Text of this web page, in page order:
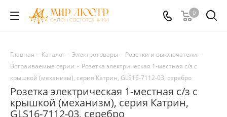
0
Главная - Каталог - Электротовары - Розетки и выключатели -
Встраиваемые серии - Розетка электрическая 1-местная с/з с
крышкой (механизм), серия Катрин, GLS16-7112-03, серебро
Розетка электрическая 1-местная с/з с
крышкой (механизм), серия Катрин,
GLS16-7112-03, серебро